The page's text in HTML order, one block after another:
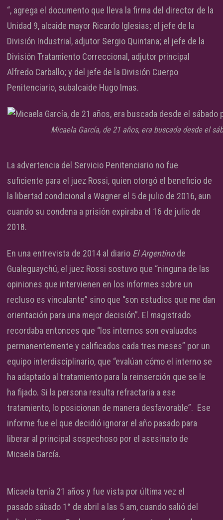
“, agrega el documento que lleva la firma del director de la
Unidad 9, alcaide mayor Ricardo Iglesias; el jefe de la
División Industrial, adjutor Sergio Quintana; el jefe de la
División Tratamiento Correccional, adjutor principal
Alfredo Carballo; y del jefe de la División Cuerpo
Penitenciario, subalcaide Hugo Imas.
Micaela García, de 21 años, era buscada desde el
La advertencia del Servicio Penitenciario no fue
suficiente para el juez Rossi, quien otorgó el beneficio de
la libertad condicional a Wagner el 5 de julio de 2016, aun
cuando su condena a prisión expiraba el 16 de julio de
2018.
En una entrevista de 2014 al diario El Argentinode
Gualeguaychú, el juez Rossi sostuvo que “ninguna de las
opiniones que intervienen en los informes sobre un
recluso es vinculante” sino que “son estudios que me dan
orientación para una mejor decisión”. El magistrado
recordaba entonces que “los internos son evaluados
permanentemente y calificados cada tres meses” por un
equipo interdisciplinario, que “evalúan cómo el interno se
ha adaptado al tratamiento para la reinserción que se le
ha fijado. Si la persona resulta refractaria a ese
tratamiento, lo posicionan de manera desfavorable”. Ese
informe fue el que decidió ignorar el año pasado para
liberar al principal sospechoso por el asesinato de
Micaela García.
Micaela tenía 21 años y fue vista por última vez el
pasado sábado 1° de abril a las 5 am, cuando salió del